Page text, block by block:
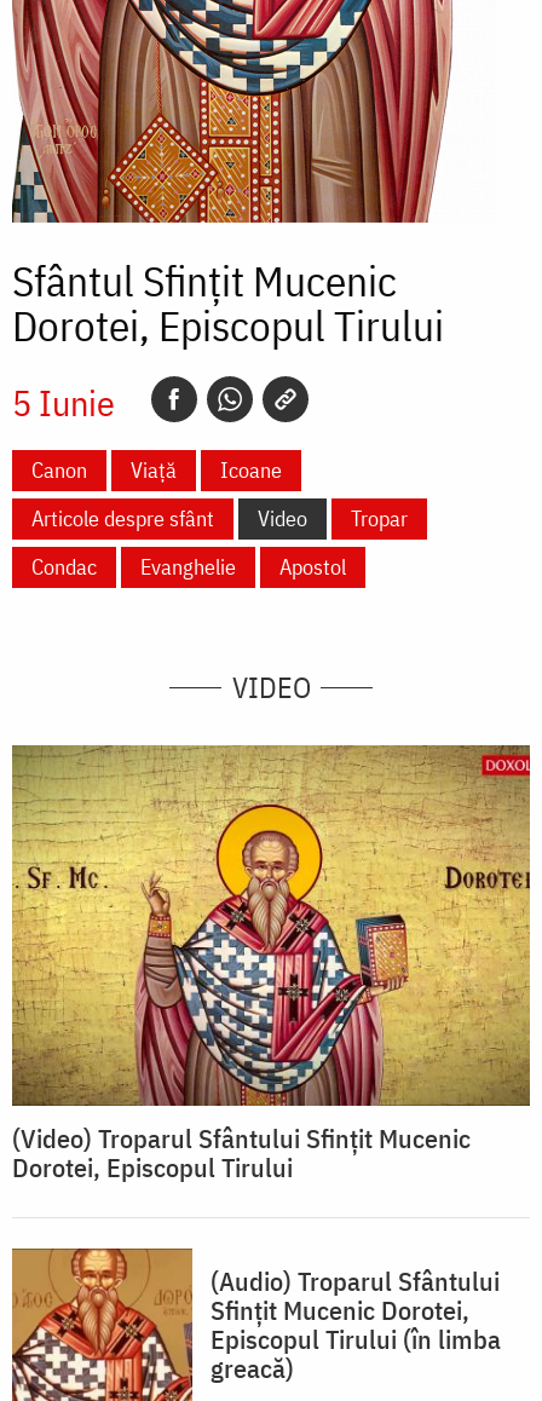
Sfântul Sfințit Mucenic
Dorotei, Episcopul Tirului
5 Iunie
Canon Viață
Icoane
Articole despre sfânt
Video
Tropar
Condac
Evanghelie Apostol
VIDEO
(Video) Troparul Sfântului Sfințit Mucenic
Dorotei, Episcopul Tirului
(Audio) Troparul Sfântului
Sfințit Mucenic Dorotei,
Episcopul Tirului (în limba
greacă)